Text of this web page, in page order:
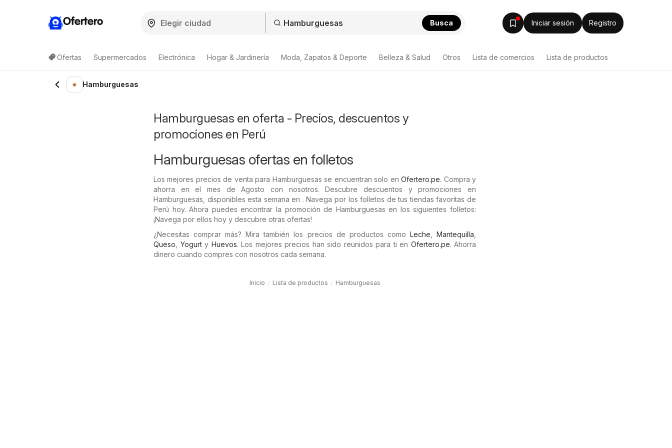
Ofertero Busca Iniciar sesión Registro
Ofertas Supermercados Electrónica Hogar & Jardinería Moda, Zapatos & Deporte Belleza & Salud Otros Lista de comercios Lista de productos
Hamburguesas
Hamburguesas en oferta - Precios, descuentos y
promociones en Perú
Hamburguesas ofertas en folletos
Los mejores precios de venta para Hamburguesas se encuentran solo enOfertero.pe. Compra y
ahorra en el mes de Agosto con nosotros. Descubre descuentos y promociones en
Hamburguesas, disponibles esta semana en . Navega por los folletos de tus tiendas favoritas de
Perú hoy. Ahora puedes encontrar la promoción de Hamburguesas en los siguientes folletos:
¡Navega por ellos hoy y descubre otras ofertas!
¿Necesitas comprar más? Mira también los precios de productos como Leche ,Mantequilla
Queso
Yogurty Huevos. Los mejores precios han sido reunidos para ti en Ofertero.pe. Ahorra
dinero cuando compres con nosotros cada semana.
Inicio Lista de productos Hamburguesas